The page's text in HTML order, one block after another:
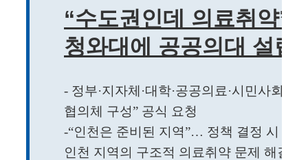
“수도권인데 의료취약
청와대에 공공의대 설립
- 정부·지자체·대학·공공의료·시민사회
협의체 구성” 공식 요청
-“인천은 준비된 지역”… 정책 결정 시 즉
인천 지역의 구조적 의료취약 문제 해결